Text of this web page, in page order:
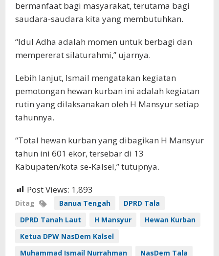
bermanfaat bagi masyarakat, terutama bagi
saudara-saudara kita yang membutuhkan.
“Idul Adha adalah momen untuk berbagi dan
mempererat silaturahmi,” ujarnya.
Lebih lanjut, Ismail mengatakan kegiatan
pemotongan hewan kurban ini adalah kegiatan
rutin yang dilaksanakan oleh H Mansyur setiap
tahunnya.
“Total hewan kurban yang dibagikan H Mansyur
tahun ini 601 ekor, tersebar di 13
Kabupaten/kota se-Kalsel,” tutupnya.
Post Views: 1,893
Ditag Banua Tengah
DPRD Tala
DPRD Tanah Laut
H Mansyur
Hewan Kurban
Ketua DPW NasDem Kalsel
Muhammad Ismail Nurrahman
NasDem Tala